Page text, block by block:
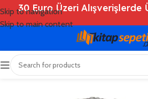
Skip to navigation
Skip to main content
30 Euro Üzeri Alışverişlerde
Ana Sayfa Shop